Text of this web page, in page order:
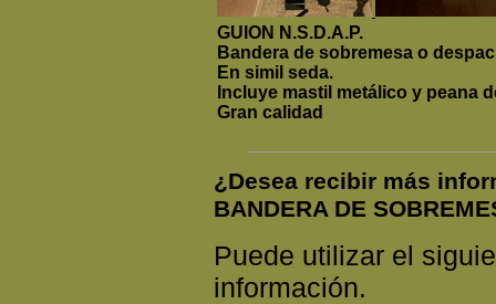
GUION N.S.D.A.P.
Bandera de sobremesa o
En simil seda.
Incluye mastil metálico y peana
Gran calidad
¿Desea recibir más
BANDERA DE
Puede utilizar el
información.